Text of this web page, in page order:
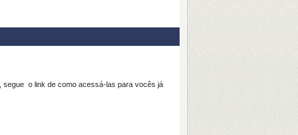
segue o link de como acessá-las para vocês já